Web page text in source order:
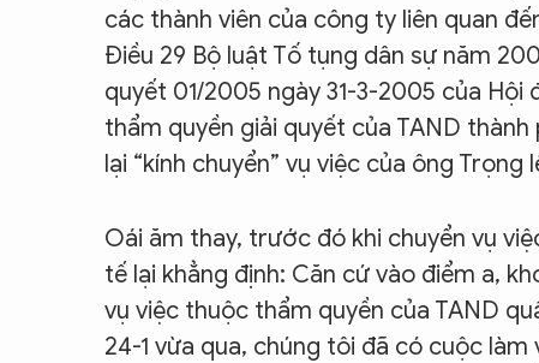
các thành viên của công ty liên quan
Điều 29 Bộ luật Tố tụng dân sự năm
quyết 01/2005 ngày 31-3-2005 của Hội
thẩm quyền giải quyết của TAND
lại “kính chuyển” vụ việc của ông
Oái ăm thay, trước đó khi chuyển vụ
tế lại khẳng định: Căn cứ vào điểm a,
vụ việc thuộc thẩm quyền của TAND
24-1 vừa qua, chúng tôi đã có cuộc